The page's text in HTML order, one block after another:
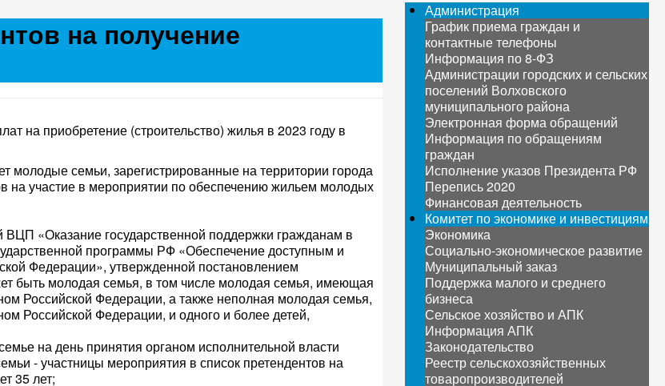
на получение
на приобретение (строительство) жилья в 2023 году в
молодые семьи, зарегистрированные на территории города
на участие в мероприятии по обеспечению жильем молодых
«Оказание государственной поддержки гражданам в
программы РФ «Обеспечение доступным и
Федерации», утвержденной постановлением
быть молодая семья, в том числе молодая семья, имеющая
Российской Федерации, а также неполная молодая семья,
Российской Федерации, и одного и более детей,
на день принятия органом исполнительной власти
- участницы мероприятия в список претендентов на
35 лет;
Администрация
График приема граждан и
контактные телефоны
Информация по 8-ФЗ
Администрации городских и сельских
поселений Волховского
муниципального района
Электронная форма обращений
Информация по обращениям
граждан
Исполнение указов Президента РФ
Перепись 2020
Финансовая деятельность
Комитет по экономике и инвестициям
Экономика
Социально-экономическое развитие
Муниципальный заказ
Поддержка малого и среднего
бизнеса
Сельское хозяйство и АПК
Информация АПК
Законодательство
Реестр сельскохозяйственных
товаропроизводителей